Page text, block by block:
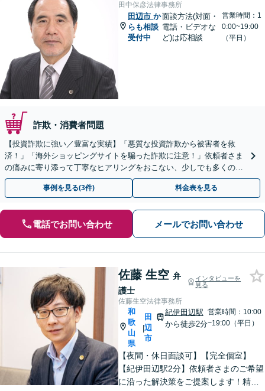
田中保彦法律事務所
田辺市 か
らも相談
受付中
面談方法(対面・
電話・ビデオな
ど)は応相談
営業時間：1
0:00~19:00
（平日）
詐欺・消費者問題
【投資詐欺に強い／豊富な実績】「悪質な投資詐欺から被害者を救
済！」「海外ショッピングサイトを騙った詐欺に注意！」依頼者さま
の痛みに寄り添って丁寧なヒアリングをおこない、少しでも多くの返
金が得られるよう尽力します！
事例を見る(3件) 料金表を見る
電話でお問い合わせ メールでお問い合わせ
佐藤 生空 弁
護士
インタビューを
見る
佐藤生空法律事務所
和
歌
山
県
|
田
辺
市
紀伊田辺駅
から徒歩2分
営業時間：10:00
~19:00（平日）
【夜間・休日面談可】【完全個室】
【紀伊田辺駅2分】依頼者さまのご希望
に沿った解決策をご提案します！精神